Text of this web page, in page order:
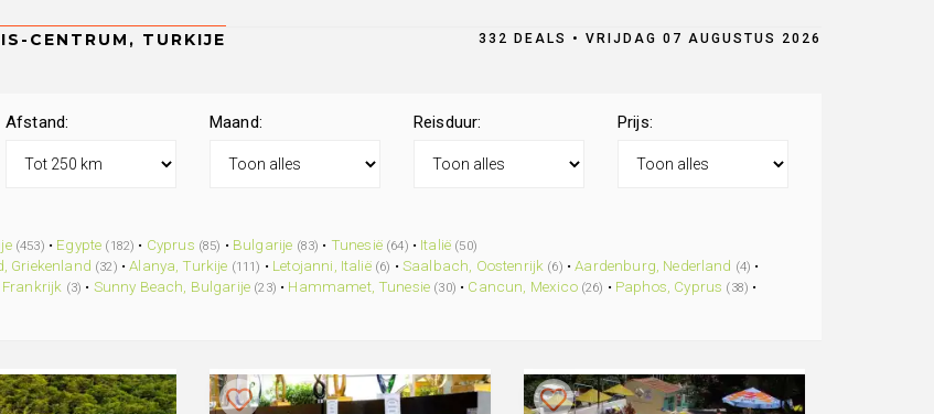
332 DEALS • VRIJDAG 07 AUGUSTUS 2026
Afstand: Maand: Reisduur: Prijs:
(453) • Egypte (182) • Cyprus (85) • Bulgarije (83) • Tunesië (64) • Italië (50)
Griekenland (32) •Alanya, Turkije (111) • Letojanni, Italië (6) • Saalbach, Oostenrijk (6) •Aardenburg, Nederland (4) •
Frankrijk (3) • Sunny Beach, Bulgarije (23) • Hammamet, Tunesie (30) • Cancun, Mexico (26) • Paphos, Cyprus (38) •